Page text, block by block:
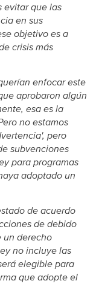
evitar que las
en sus
objetivo es a
crisis más
enfocar este
aprobaron algún
esa es la
no estamos
pero
subvenciones
para programas
adoptado un
de acuerdo
de debido
un derecho
no incluye las
elegible para
que adopte el